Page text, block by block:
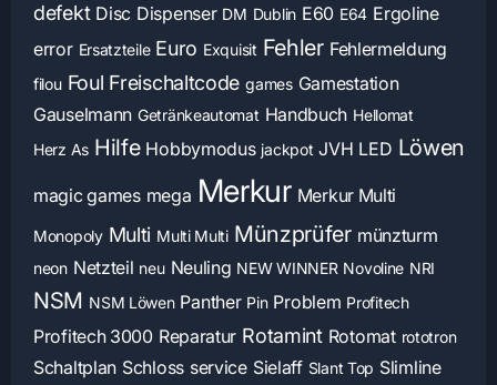
defekt Disc Dispenser DM Dublin E60 E64 Ergoline
error Ersatzteile Euro Exquisit Fehler Fehlermeldung
filou Foul Freischaltcode games Gamestation
Gauselmann Getränkeautomat Handbuch Hellomat
Herz As Hilfe Hobbymodus jackpot JVH LED Löwen
magic games mega Merkur Merkur Multi
Monopoly Multi Multi Multi Münzprüfer münzturm
neon Netzteil neu Neuling NEW WINNER Novoline NRI
NSM NSM Löwen Panther Pin Problem Profitech
Profitech 3000 Reparatur Rotamint Rotomat rototron
Schaltplan Schloss service Sielaff Slant Top Slimline